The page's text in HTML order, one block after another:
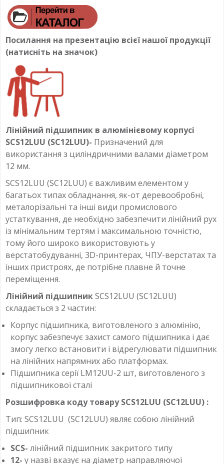
Посилання на презентацію всієї нашої продукції
(натисніть на значок)
Лінійний підшипник в алюмінієвому корпусі
SCS12LUU (SC12LUU)- Призначений для
використання з циліндричними валами діаметром
12 мм.
SCS12LUU (SC12LUU) є важливим елементом у
багатьох типах обладнання, як-от деревообробні,
металорізальні та інші види промислового
устаткування, де необхідно забезпечити лінійний рух
із мінімальним тертям і максимальною точністю,
тому його широко використовують у
верстатобудуванні, 3D-принтерах, ЧПУ-верстатах та
інших пристроях, де потрібне плавне й точне
переміщення.
Лінійний підшипникSCS12LUU (SC12LUU)
складається з 2 частин:
Корпус підшипника, виготовленого з алюмінію,
корпус забезпечує захист самого підшипника і дає
змогу легко встановити і відрегулювати підшипник
на лінійних напрямних або платформах.
Підшипника серії LM12UU-2 шт, виготовленого з
підшипникової сталі
Розшифровка коду товару SCS12LUU (SC12LUU) :
Тип: SCS12LUU (SC12LUU) являє собою лінійний
підшипник
SCS- лінійний підшипник закритого типу
12- у назві вказує на діаметр направляючої